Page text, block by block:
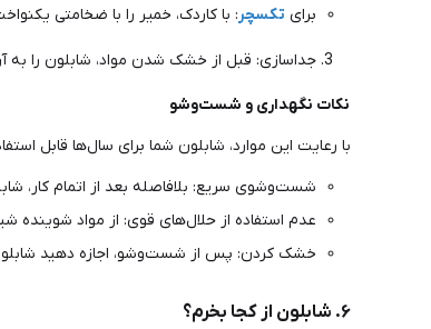
برای تکسچر: با کاردک، خمیر را با ضخامتی
جداسازی: قبل از خشک شدن مواد، شابلون را به
نکات نگهداری و شست‌وشو
با رعایت این موارد، شابلون شما برای سال‌ها قابل
شست‌وشوی سریع: بلافاصله بعد از اتمام کار،
عدم استفاده از حلال‌های قوی: از مواد شوینده
خشک کردن: پس از شست‌وشو، اجازه دهید
۶. شابلون از کجا بخرم؟